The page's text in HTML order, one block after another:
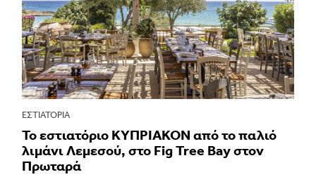
ΕΣΤΙΑΤΌΡΙΑ
Το εστιατόριο ΚΥΠΡΙΑΚΟΝ από το παλιό
λιμάνι Λεμεσού, στο Fig Tree Bay στον
Πρωταρά